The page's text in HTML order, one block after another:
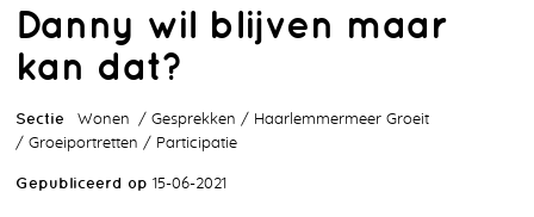
Danny wil blijven maar
kan dat?
Sectie Wonen Gesprekken
Haarlemmermeer Groeit
Groeiportretten
Participatie
Gepubliceerd op 15-06-2021